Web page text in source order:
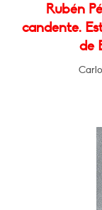
Rubén
candente.
de